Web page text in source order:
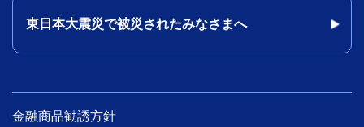
東日本大震災で被災されたみなさまへ
金融商品勧誘方針